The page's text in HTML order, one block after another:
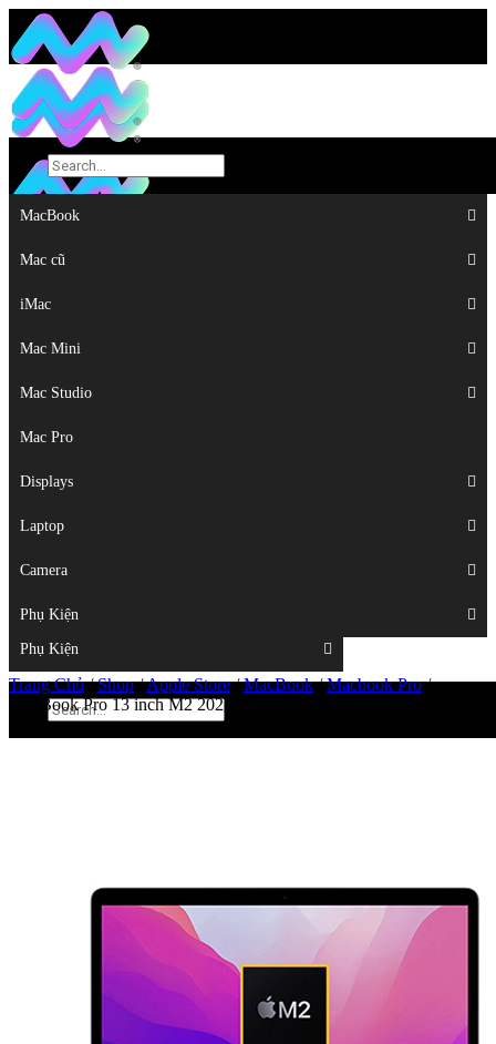
MacBook
Mac cũ
iMac
Mac Mini
Mac Studio
Mac Pro
Displays
Laptop
Camera
Phụ Kiện
MacBook
Mac cũ
iMac
Mac Mini
Mac Studio
Mac Pro
Displays
Laptop
Camera
Phụ Kiện
Top
Trang Chủ/Shop/Apple Store/MacBook/Macbook Pro/
MacBook Pro 13 inch M2 2022 (10 core | 24GB RAM | 256GB